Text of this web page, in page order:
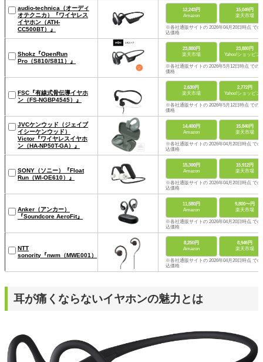
audio-technica（オーディ
オテクニカ）『ワイヤレス
イヤホン（ATH-
CC500BT）』
12,243円
Amazon
15,049円
楽天市場
※各社通販サイトの 2026年04月20日時点 での
込価格
Shokz『OpenRun
Pro（S810/S811）』
23,880円
楽天市場
23,880円
Yahoo!ショッピン
※各社通販サイトの 2026年5月12日時点 での
価格
FSC『有線式骨伝導イヤホ
ン（FS-NGBP4545）』
2,630円
楽天市場
2,772円
Yahoo!ショッピン
※各社通販サイトの 2026年5月12日時点 での
価格
JVCケンウッド（ジェイブ
イシーケンウッド）
Victor『ワイヤレスイヤホ
ン（HA-NP50T-GA）』
14,400円
Amazon
15,840円
楽天市場
※各社通販サイトの 2026年04月20日時点 での
込価格
SONY（ソニー）『Float
Run（WI-OE610）』
15,300円
Amazon
15,912円
楽天市場
※各社通販サイトの 2026年04月20日時点 での
込価格
Anker（アンカー）
『Soundcore AeroFit』
11,580円
Amazon
9,800〜円
楽天市場
※各社通販サイトの 2026年04月20日時点 での
込価格
NTT
sonority『nwm（MWE001）』
8,250円
Amazon
8,946円
楽天市場
※各社通販サイトの 2026年04月20日時点 での
込価格
耳が痛くならないイヤホンの魅力とは